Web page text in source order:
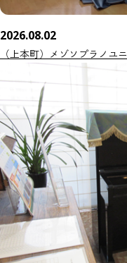
2026.08.02
（上本町）メゾソプラノユ